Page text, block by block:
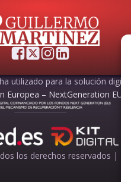
utilizado para la solución
Europea – NextGeneration EU
los derechos reservados |